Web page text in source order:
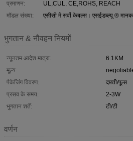
प्रमाणन:
UL,CUL, CE,ROHS, REACH
मॉडल संख्या:
एसीसी में सर्वो केबल्स। एसईडब्ल्यू ®
भुगतान & नौवहन नियमों
न्यूनतम आदेश मात्रा:
6.1KM
मूल्य:
पैकेजिंग विवरण:
दफ़्ती/फूस
प्रसव के समय:
2-3W
भुगतान शर्तें:
टी/टी
वर्णन